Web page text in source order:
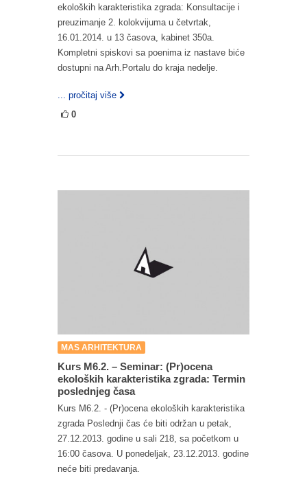
ekoloških karakteristika zgrada: Konsultacije i
preuzimanje 2. kolokvijuma u četvrtak,
16.01.2014. u 13 časova, kabinet 350a.
Kompletni spiskovi sa poenima iz nastave biće
dostupni na Arh.Portalu do kraja nedelje.
... pročitaj više
0
MAS ARHITEKTURA
Kurs M6.2. – Seminar: (Pr)ocena
ekoloških karakteristika zgrada: Termin
poslednjeg časa
Kurs M6.2. - (Pr)ocena ekoloških karakteristika
zgrada Poslednji čas će biti održan u petak,
27.12.2013. godine u sali 218, sa početkom u
16:00 časova. U ponedeljak, 23.12.2013. godine
neće biti predavanja.